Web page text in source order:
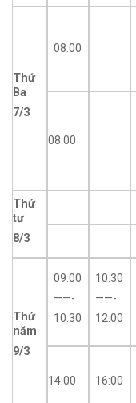
Thứ
Ba
7/3
08:00
08:00
Thứ
tư
8/3
Thứ
năm
9/3
09:00
——-
10:30
10:30
——-
12:00
14:00 16:00